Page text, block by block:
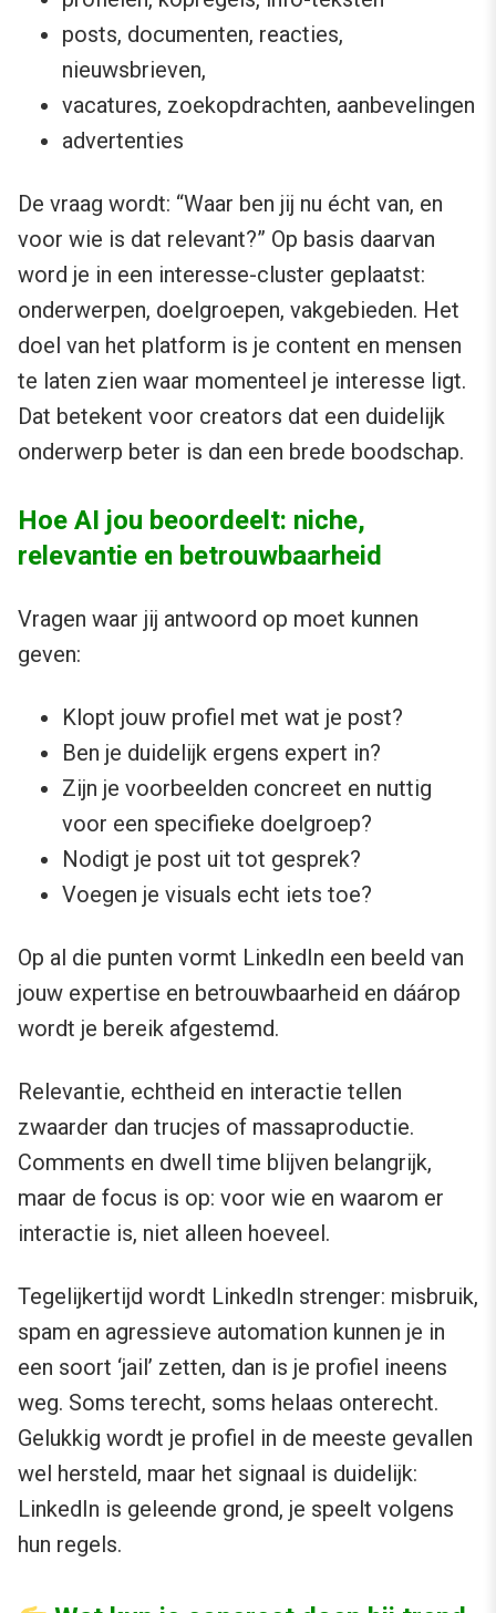
posts, documenten, reacties,
nieuwsbrieven,
vacatures, zoekopdrachten, aanbevelingen
advertenties
De vraag wordt: “Waar ben jij nu écht van, en
voor wie is dat relevant?” Op basis daarvan
word je in een interesse-cluster geplaatst:
onderwerpen, doelgroepen, vakgebieden. Het
doel van het platform is je content en mensen
te laten zien waar momenteel je interesse ligt.
Dat betekent voor creators dat een duidelijk
onderwerp beter is dan een brede boodschap.
Hoe AI jou beoordeelt: niche,
relevantie en betrouwbaarheid
Vragen waar jij antwoord op moet kunnen
geven:
Klopt jouw profiel met wat je post?
Ben je duidelijk ergens expert in?
Zijn je voorbeelden concreet en nuttig
voor een specifieke doelgroep?
Nodigt je post uit tot gesprek?
Voegen je visuals echt iets toe?
Op al die punten vormt LinkedIn een beeld van
jouw expertise en betrouwbaarheid en dáárop
wordt je bereik afgestemd.
Relevantie, echtheid en interactie tellen
zwaarder dan trucjes of massaproductie.
Comments en dwell time blijven belangrijk,
maar de focus is op: voor wie en waarom er
interactie is, niet alleen hoeveel.
Tegelijkertijd wordt LinkedIn strenger: misbruik,
spam en agressieve automation kunnen je in
een soort ‘jail’ zetten, dan is je profiel ineens
weg. Soms terecht, soms helaas onterecht.
Gelukkig wordt je profiel in de meeste gevallen
wel hersteld, maar het signaal is duidelijk:
LinkedIn is geleende grond, je speelt volgens
hun regels.